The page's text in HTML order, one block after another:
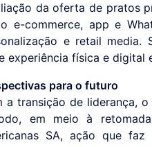
da oferta de pratos
e-commerce, app e
e retail media.
experiência física e digital
para o futuro
a transição de liderança,
em meio à
SA, ação que